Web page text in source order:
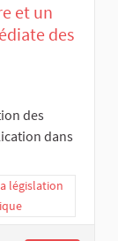
et un
des
des
dans
législation